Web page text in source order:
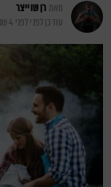
מאתרן שוייצר
עודכן לפנילפני 4 שנים